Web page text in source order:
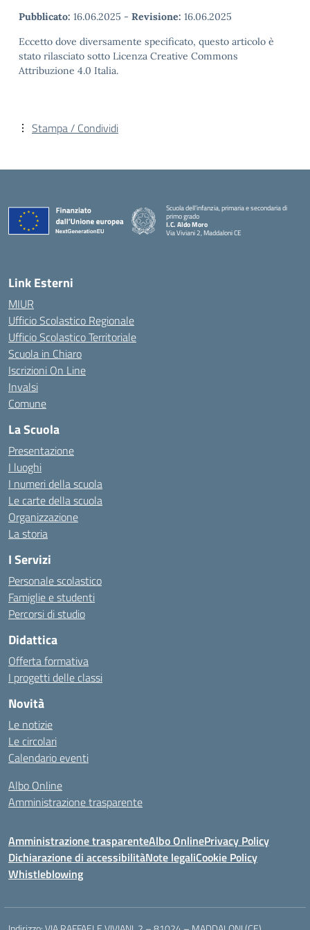
Pubblicato: 16.06.2025 - Revisione: 16.06.2025
Eccetto dove diversamente specificato, questo articolo è
stato rilasciato sotto Licenza Creative Commons
Attribuzione 4.0 Italia.
Stampa / Condividi
Scuola dell’infanzia, primaria e secondaria di
primo grado
I.C. Aldo Moro
Via Viviani 2, Maddaloni CE
Link Esterni
MIUR
Ufficio Scolastico Regionale
Ufficio Scolastico Territoriale
Scuola in Chiaro
Iscrizioni On Line
Invalsi
Comune
La Scuola
Presentazione
I luoghi
I numeri della scuola
Le carte della scuola
Organizzazione
La storia
I Servizi
Personale scolastico
Famiglie e studenti
Percorsi di studio
Didattica
Offerta formativa
I progetti delle classi
Novità
Le notizie
Le circolari
Calendario eventi
Albo Online
Amministrazione trasparente
Amministrazione trasparenteAlbo OnlinePrivacy Policy
Dichiarazione di accessibilitàNote legaliCookie Policy
Whistleblowing